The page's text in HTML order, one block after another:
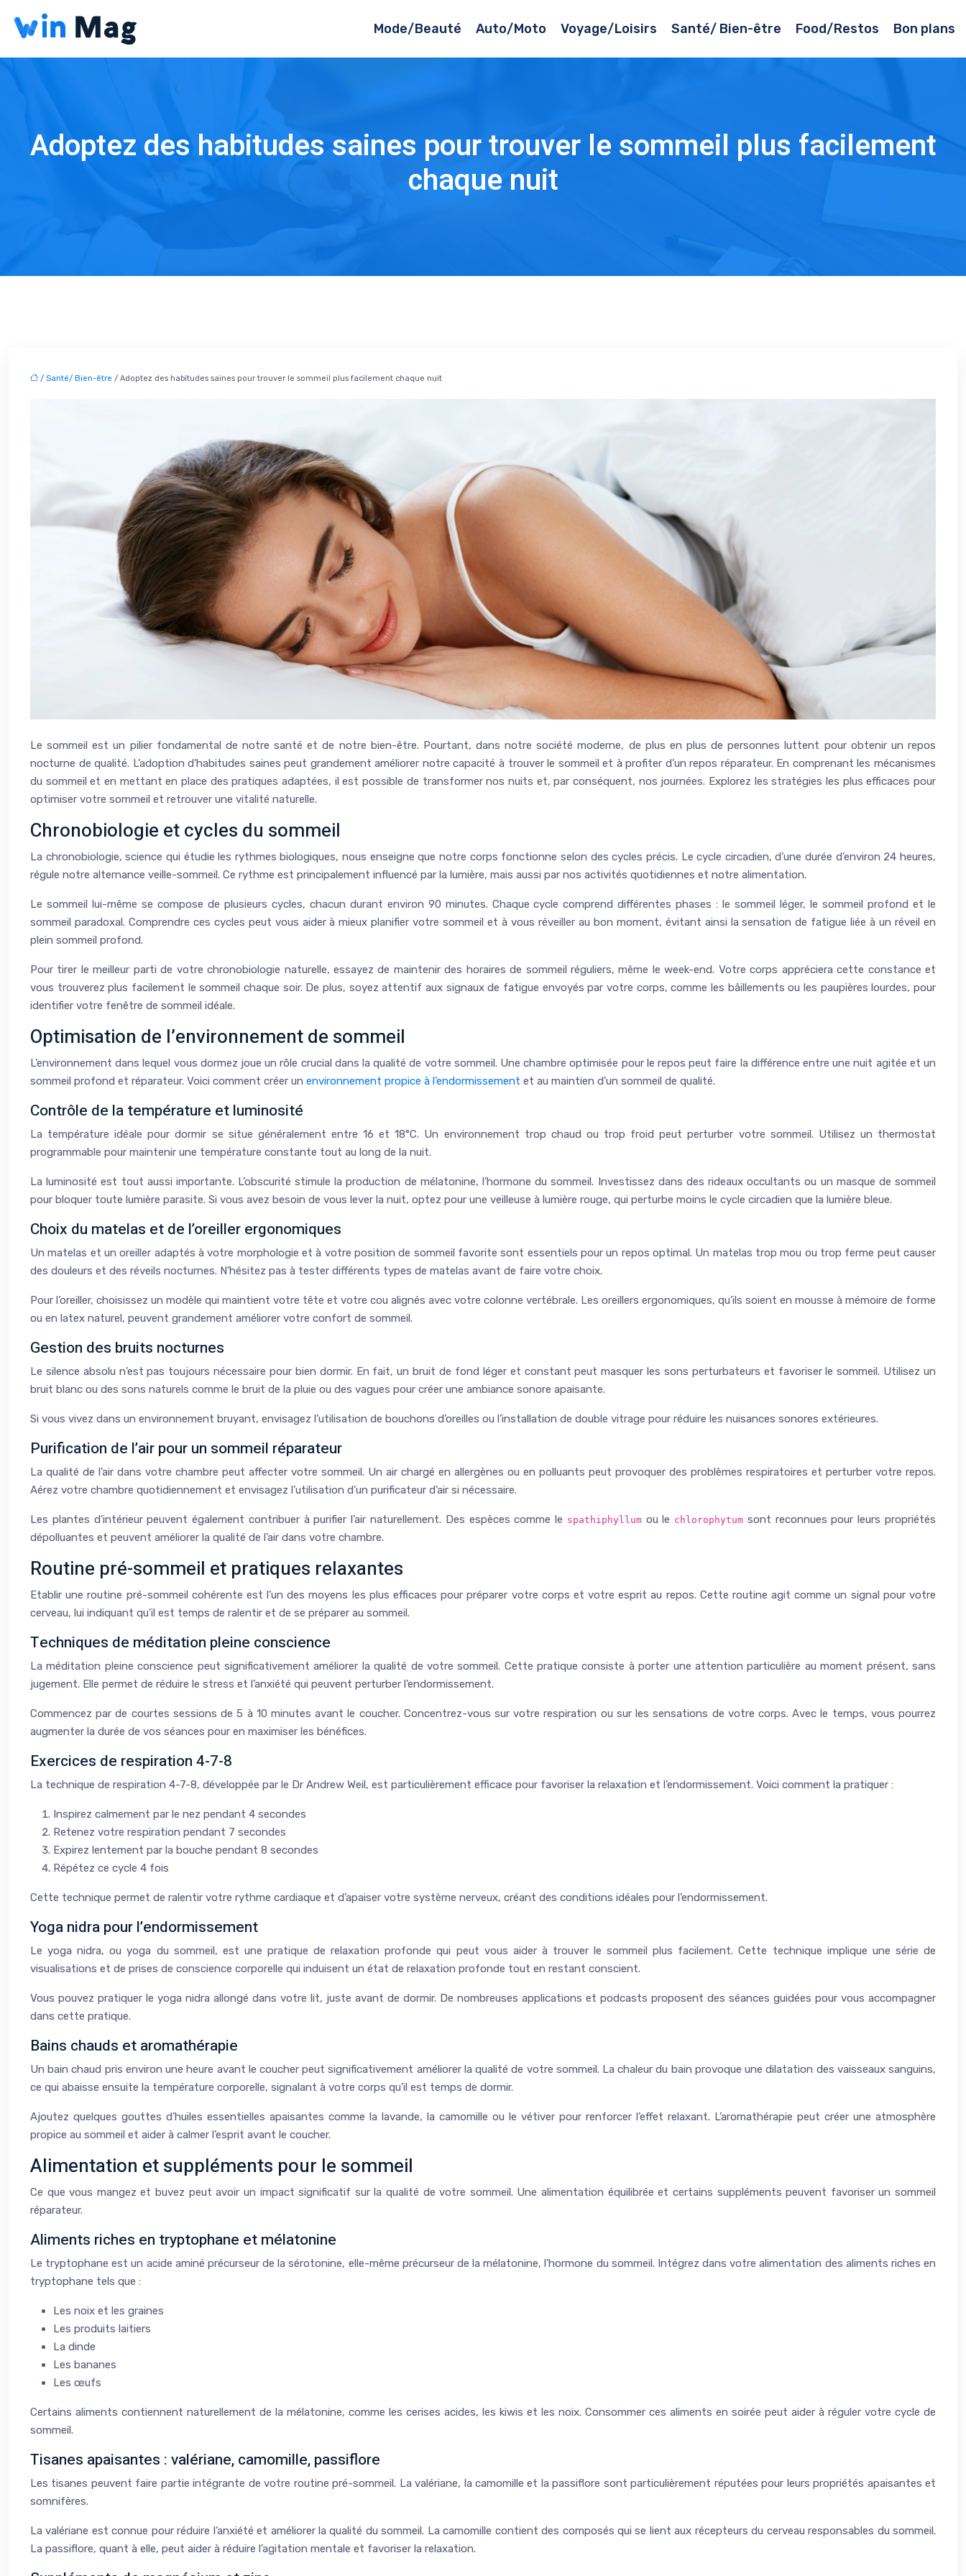
Mode/Beauté Auto/Moto Voyage/Loisirs Santé/ Bien-être Food/Restos Bon plans
Adoptez des habitudes saines pour trouver le sommeil plus facilement
chaque nuit
/ Santé/ Bien-être / Adoptez des habitudes saines pour trouver le sommeil plus facilement chaque nuit
Le sommeil est un pilier fondamental de notre santé et de notre bien-être. Pourtant, dans notre société moderne, de plus en plus de personnes luttent pour obtenir un repos
nocturne de qualité. L’adoption d’habitudes saines peut grandement améliorer notre capacité à trouver le sommeil et à profiter d’un repos réparateur. En comprenant les mécanismes
du sommeil et en mettant en place des pratiques adaptées, il est possible de transformer nos nuits et, par conséquent, nos journées. Explorez les stratégies les plus efficaces pour
optimiser votre sommeil et retrouver une vitalité naturelle.
Chronobiologie et cycles du sommeil
La chronobiologie, science qui étudie les rythmes biologiques, nous enseigne que notre corps fonctionne selon des cycles précis. Le cycle circadien, d’une durée d’environ 24 heures,
régule notre alternance veille-sommeil. Ce rythme est principalement influencé par la lumière, mais aussi par nos activités quotidiennes et notre alimentation.
Le sommeil lui-même se compose de plusieurs cycles, chacun durant environ 90 minutes. Chaque cycle comprend différentes phases : le sommeil léger, le sommeil profond et le
sommeil paradoxal. Comprendre ces cycles peut vous aider à mieux planifier votre sommeil et à vous réveiller au bon moment, évitant ainsi la sensation de fatigue liée à un réveil en
plein sommeil profond.
Pour tirer le meilleur parti de votre chronobiologie naturelle, essayez de maintenir des horaires de sommeil réguliers, même le week-end. Votre corps appréciera cette constance et
vous trouverez plus facilement le sommeil chaque soir. De plus, soyez attentif aux signaux de fatigue envoyés par votre corps, comme les bâillements ou les paupières lourdes, pour
identifier votre fenêtre de sommeil idéale.
Optimisation de l’environnement de sommeil
L’environnement dans lequel vous dormez joue un rôle crucial dans la qualité de votre sommeil. Une chambre optimisée pour le repos peut faire la différence entre une nuit agitée et un
sommeil profond et réparateur. Voici comment créer un environnement propice à l’endormissement et au maintien d’un sommeil de qualité.
Contrôle de la température et luminosité
La température idéale pour dormir se situe généralement entre 16 et 18°C. Un environnement trop chaud ou trop froid peut perturber votre sommeil. Utilisez un thermostat
programmable pour maintenir une température constante tout au long de la nuit.
La luminosité est tout aussi importante. L’obscurité stimule la production de mélatonine, l’hormone du sommeil. Investissez dans des rideaux occultants ou un masque de sommeil
pour bloquer toute lumière parasite. Si vous avez besoin de vous lever la nuit, optez pour une veilleuse à lumière rouge, qui perturbe moins le cycle circadien que la lumière bleue.
Choix du matelas et de l’oreiller ergonomiques
Un matelas et un oreiller adaptés à votre morphologie et à votre position de sommeil favorite sont essentiels pour un repos optimal. Un matelas trop mou ou trop ferme peut causer
des douleurs et des réveils nocturnes. N’hésitez pas à tester différents types de matelas avant de faire votre choix.
Pour l’oreiller, choisissez un modèle qui maintient votre tête et votre cou alignés avec votre colonne vertébrale. Les oreillers ergonomiques, qu’ils soient en mousse à mémoire de forme
ou en latex naturel, peuvent grandement améliorer votre confort de sommeil.
Gestion des bruits nocturnes
Le silence absolu n’est pas toujours nécessaire pour bien dormir. En fait, un bruit de fond léger et constant peut masquer les sons perturbateurs et favoriser le sommeil. Utilisez un
bruit blanc ou des sons naturels comme le bruit de la pluie ou des vagues pour créer une ambiance sonore apaisante.
Si vous vivez dans un environnement bruyant, envisagez l’utilisation de bouchons d’oreilles ou l’installation de double vitrage pour réduire les nuisances sonores extérieures.
Purification de l’air pour un sommeil réparateur
La qualité de l’air dans votre chambre peut affecter votre sommeil. Un air chargé en allergènes ou en polluants peut provoquer des problèmes respiratoires et perturber votre repos.
Aérez votre chambre quotidiennement et envisagez l’utilisation d’un purificateur d’air si nécessaire.
Les plantes d’intérieur peuvent également contribuer à purifier l’air naturellement. Des espèces comme le spathiphyllumou le chlorophytum sont reconnues pour leurs propriétés
dépolluantes et peuvent améliorer la qualité de l’air dans votre chambre.
Routine pré-sommeil et pratiques relaxantes
Etablir une routine pré-sommeil cohérente est l’un des moyens les plus efficaces pour préparer votre corps et votre esprit au repos. Cette routine agit comme un signal pour votre
cerveau, lui indiquant qu’il est temps de ralentir et de se préparer au sommeil.
Techniques de méditation pleine conscience
La méditation pleine conscience peut significativement améliorer la qualité de votre sommeil. Cette pratique consiste à porter une attention particulière au moment présent, sans
jugement. Elle permet de réduire le stress et l’anxiété qui peuvent perturber l’endormissement.
Commencez par de courtes sessions de 5 à 10 minutes avant le coucher. Concentrez-vous sur votre respiration ou sur les sensations de votre corps. Avec le temps, vous pourrez
augmenter la durée de vos séances pour en maximiser les bénéfices.
Exercices de respiration 4-7-8
La technique de respiration 4-7-8, développée par le Dr Andrew Weil, est particulièrement efficace pour favoriser la relaxation et l’endormissement. Voici comment la pratiquer :
Inspirez calmement par le nez pendant 4 secondes
Retenez votre respiration pendant 7 secondes
Expirez lentement par la bouche pendant 8 secondes
Répétez ce cycle 4 fois
Cette technique permet de ralentir votre rythme cardiaque et d’apaiser votre système nerveux, créant des conditions idéales pour l’endormissement.
Yoga nidra pour l’endormissement
Le yoga nidra, ou yoga du sommeil, est une pratique de relaxation profonde qui peut vous aider à trouver le sommeil plus facilement. Cette technique implique une série de
visualisations et de prises de conscience corporelle qui induisent un état de relaxation profonde tout en restant conscient.
Vous pouvez pratiquer le yoga nidra allongé dans votre lit, juste avant de dormir. De nombreuses applications et podcasts proposent des séances guidées pour vous accompagner
dans cette pratique.
Bains chauds et aromathérapie
Un bain chaud pris environ une heure avant le coucher peut significativement améliorer la qualité de votre sommeil. La chaleur du bain provoque une dilatation des vaisseaux sanguins,
ce qui abaisse ensuite la température corporelle, signalant à votre corps qu’il est temps de dormir.
Ajoutez quelques gouttes d’huiles essentielles apaisantes comme la lavande, la camomille ou le vétiver pour renforcer l’effet relaxant. L’aromathérapie peut créer une atmosphère
propice au sommeil et aider à calmer l’esprit avant le coucher.
Alimentation et suppléments pour le sommeil
Ce que vous mangez et buvez peut avoir un impact significatif sur la qualité de votre sommeil. Une alimentation équilibrée et certains suppléments peuvent favoriser un sommeil
réparateur.
Aliments riches en tryptophane et mélatonine
Le tryptophane est un acide aminé précurseur de la sérotonine, elle-même précurseur de la mélatonine, l’hormone du sommeil. Intégrez dans votre alimentation des aliments riches en
tryptophane tels que :
Les noix et les graines
Les produits laitiers
La dinde
Les bananes
Les œufs
Certains aliments contiennent naturellement de la mélatonine, comme les cerises acides, les kiwis et les noix. Consommer ces aliments en soirée peut aider à réguler votre cycle de
sommeil.
Tisanes apaisantes : valériane, camomille, passiflore
Les tisanes peuvent faire partie intégrante de votre routine pré-sommeil. La valériane, la camomille et la passiflore sont particulièrement réputées pour leurs propriétés apaisantes et
somnifères.
La valériane est connue pour réduire l’anxiété et améliorer la qualité du sommeil. La camomille contient des composés qui se lient aux récepteurs du cerveau responsables du sommeil.
La passiflore, quant à elle, peut aider à réduire l’agitation mentale et favoriser la relaxation.